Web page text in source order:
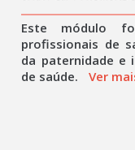
Este módulo
profissionais de
da paternidade e
de saúde.
Ver